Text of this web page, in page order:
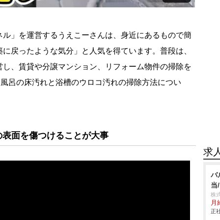
」を運営するうえこーさんは、身近にあるもので簡
戻ったような気分」と人気を得ています。普段は、
、賃貸や分譲マンション、リフォーム物件の掃除を
呂の床汚れと浴槽のウロコ汚れの掃除方法につい
面を傷つけることが大事
求
バ
当
株
月
正